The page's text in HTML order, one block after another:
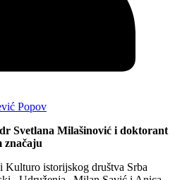
Popov
Svetlana Milašinović i doktorant
značaju
Kulturo istorijskog društva Srba